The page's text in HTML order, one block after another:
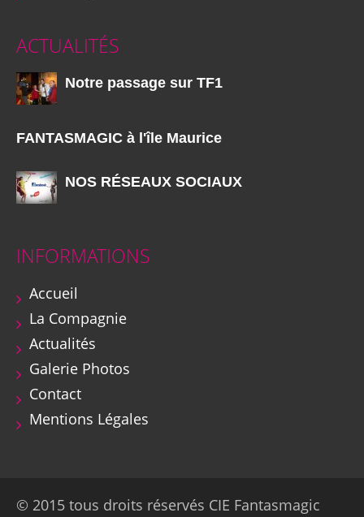
ACTUALITÉS
Notre passage sur TF1
FANTASMAGIC à l'île Maurice
NOS RÉSEAUX SOCIAUX
INFORMATIONS
Accueil
La Compagnie
Actualités
Galerie Photos
Contact
Mentions Légales
© 2015 tous droits réservés CIE Fantasmagic